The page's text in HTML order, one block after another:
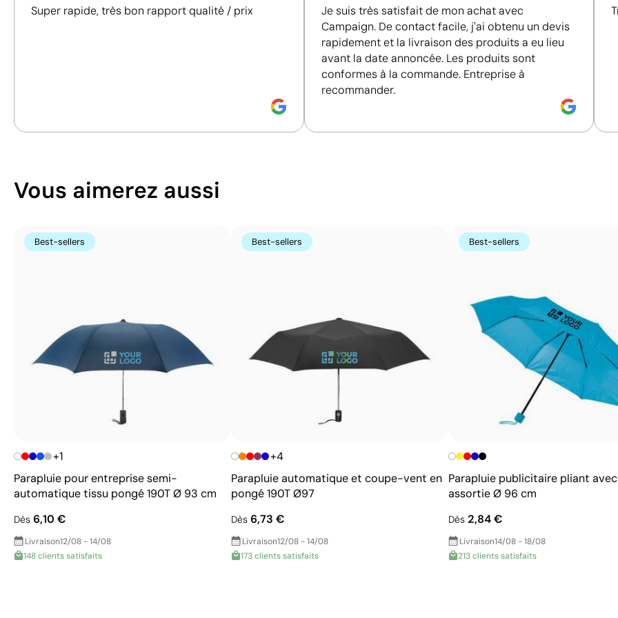
Sérigraphie:maximum 2 couleurs
Position:segment 3
maximum 2 couleurs
Possibilité d’impression avec couleurs Pantone®
Excellent rapport qualité-prix pour les grandes
Idéale pour logos simples sans détails fins
prendre des décisions d'achat plus conscientes et
responsables.
Super rapide, très bon rapport qualité / prix
Je suis très satisfait de mon achat avec
Campaign. De contact facile, j'ai obtenu un devis
rapidement et la livraison des produits a eu lieu
avant la date annoncée. Les produits sont
conformes à la commande. Entreprise à
recommander.
Vous aimerez aussi
Best-sellers
+1
Parapluie pour entreprise semi-
automatique tissu pongé 190T Ø 93 cm
Dès 6,10 €
Livraison12/08 - 14/08
148 clients satisfaits
Best-sellers
+4
Parapluie automatique et coupe-vent en
pongé 190T Ø97
Dès6,73 €
Livraison12/08 - 14/08
173 clients satisfaits
Best-sellers
Parapluie publicitaire pliant
assortie Ø 96 cm
Dès2,84 €
Livraison14/08 - 18/08
213 clients satisfaits